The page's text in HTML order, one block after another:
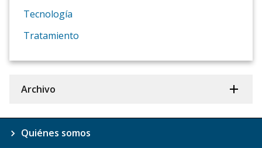
Tecnología
Tratamiento
Archivo
Quiénes somos